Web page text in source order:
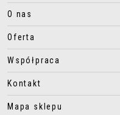
O nas
Oferta
Współpraca
Kontakt
Mapa sklepu